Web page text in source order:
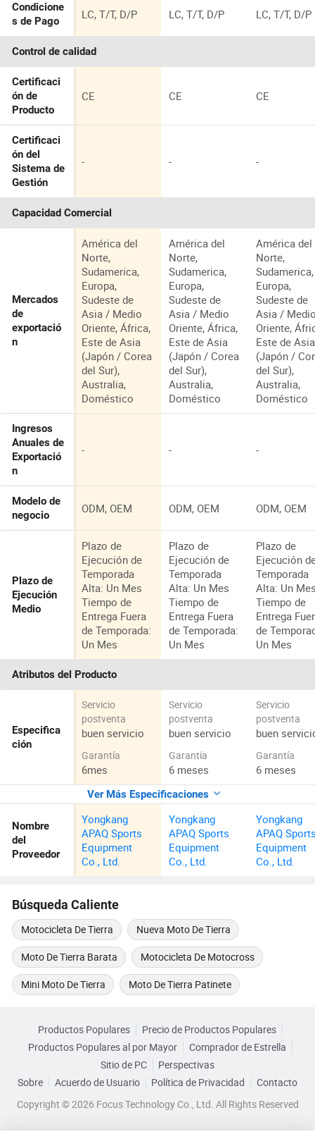
Condicione
s de Pago
LC, T/T, D/P LC, T/T, D/P LC, T/T, D/P
Control de calidad
Certificaci
ón de
Producto
CE CE CE
Certificaci
ón del
Sistema de
Gestión
- - -
Capacidad Comercial
Mercados
de
exportació
n
América del
Norte,
Sudamerica,
Europa,
Sudeste de
Asia / Medio
Oriente, África,
Este de Asia
(Japón / Corea
del Sur),
Australia,
Doméstico
América del
Norte,
Sudamerica,
Europa,
Sudeste de
Asia / Medio
Oriente, África,
Este de Asia
(Japón / Corea
del Sur),
Australia,
Doméstico
América del
Norte,
Sudamerica,
Europa,
Sudeste de
Asia /
Oriente,
Este de Asia
(Japón /
del Sur),
Australia,
Doméstico
Ingresos
Anuales de
Exportació
n
- - -
Modelo de
negocio
ODM, OEM ODM, OEM ODM, OEM
Plazo de
Ejecución
Medio
Plazo de
Ejecución de
Temporada
Alta: Un Mes
Tiempo de
Entrega Fuera
de Temporada:
Un Mes
Plazo de
Ejecución de
Temporada
Alta: Un Mes
Tiempo de
Entrega Fuera
de Temporada:
Un Mes
Plazo de
Ejecución
Temporada
Alta: Un
Tiempo de
Entrega
de
Un Mes
Atributos del Producto
Especifica
ción
Servicio
postventa
buen servicio
Garantía
6mes
Servicio
postventa
buen servicio
Garantía
6 meses
Servicio
postventa
buen
Garantía
6 meses
Ver Más Especificaciones
Nombre
del
Proveedor
Yongkang
APAQ Sports
Equipment
Co., Ltd.
Yongkang
APAQ Sports
Equipment
Co., Ltd.
Yongkang
APAQ
Equipment
Co., Ltd.
Búsqueda Caliente
Motocicleta De Tierra Nueva Moto De Tierra
Moto De Tierra Barata Motocicleta De Motocross
Mini Moto De Tierra Moto De Tierra Patinete
Productos Populares
Precio de Productos Populares
Productos Populares al por Mayor
Comprador de Estrella
Sitio de PC
Perspectivas
Sobre
Acuerdo de Usuario Política de Privacidad
Contacto
Copyright © 2026 Focus Technology Co., Ltd. All Rights Reserved